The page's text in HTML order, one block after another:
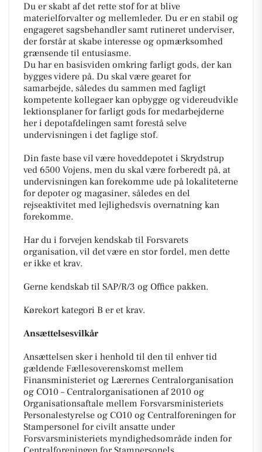
Du er skabt af det rette stof for at blive
materielforvalter og mellemleder. Du er en stabil og
engageret sagsbehandler samt rutineret underviser,
der forstår at skabe interesse og opmærksomhed
grænsende til entusiasme.
Du har en basisviden omkring farligt gods, der kan
bygges videre på. Du skal være gearet for
samarbejde, således du sammen med fagligt
kompetente kollegaer kan opbygge og videreudvikle
lektionsplaner for farligt gods for medarbejderne
her i depotafdelingen samt forestå selve
undervisningen i det faglige stof.
Din faste base vil være hoveddepotet i Skrydstrup
ved 6500 Vojens, men du skal være forberedt på, at
undervisningen kan forekomme ude på lokaliteterne
for depoter og magasiner, således en del
rejseaktivitet med lejlighedsvis overnatning kan
forekomme.
Har du i forvejen kendskab til Forsvarets
organisation, vil det være en stor fordel, men dette
er ikke et krav.
Gerne kendskab til SAP/R/3 og Office pakken.
Kørekort kategori B er et krav.
Ansættelsesvilkår
Ansættelsen sker i henhold til den til enhver tid
gældende Fællesoverenskomst mellem
Finansministeriet og Lærernes Centralorganisation
og CO10 – Centralorganisationen af 2010 og
Organisationsaftale mellem Forsvarsministeriets
Personalestyrelse og CO10 og Centralforeningen for
Stampersonel for civilt ansatte under
Forsvarsministeriets myndighedsområde inden for